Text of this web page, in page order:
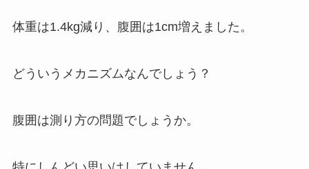
体重は1.4kg減り、腹囲は1cm増えました。
どういうメカニズムなんでしょう？
腹囲は測り方の問題でしょうか。